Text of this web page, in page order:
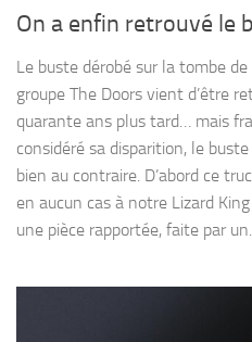
On a enfin retrouvé le
Le buste dérobé sur la tombe
groupe The Doors vient d’être
quarante ans plus tard… mais
considéré sa disparition, le
bien au contraire. D’abord ce
en aucun cas à notre Lizard
une pièce rapportée, faite par